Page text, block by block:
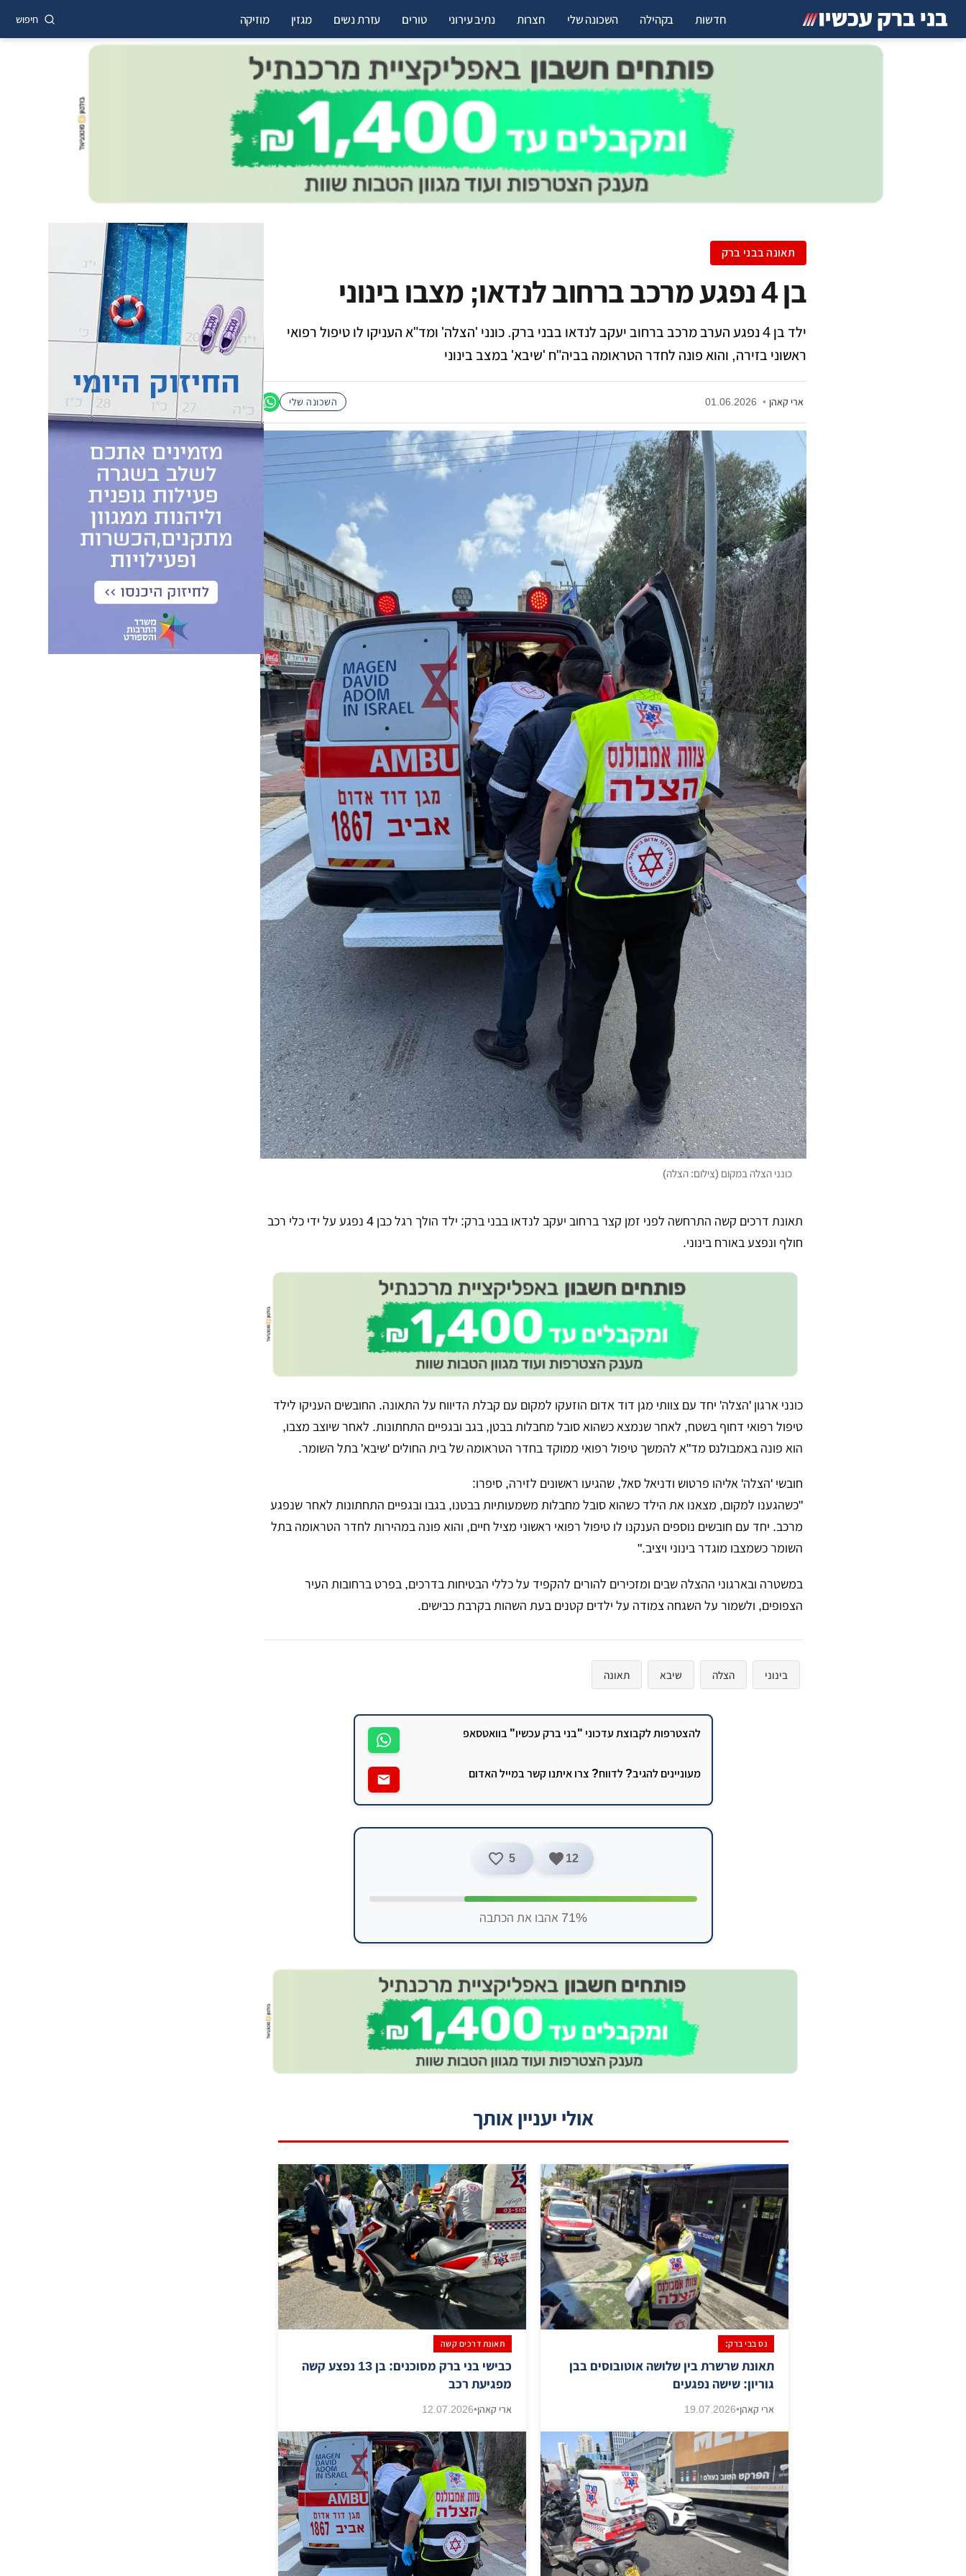
חדשות בקהילה השכונה שלי חצרות נתיב עירוני טורים עזרת נשים מגזין מוזיקה חיפוש
תאונה בבני ברק
בן 4 נפגע מרכב ברחוב לנדאו; מצבו בינוני
ילד בן 4 נפגע הערב מרכב ברחוב יעקב לנדאו בבני ברק. כונני 'הצלה' ומד"א העניקו לו טיפול רפואי
ראשוני בזירה, והוא פונה לחדר הטראומה בביה"ח 'שיבא' במצב בינוני
ארי קאהן •
01.06.2026 השכונה שלי
כונני הצלה במקום (צילום: הצלה)
תאונת דרכים קשה התרחשה לפני זמן קצר ברחוב יעקב לנדאו בבני ברק: ילד הולך רגל כבן 4 נפגע על ידי כלי רכב
חולף ונפצע באורח בינוני.
כונני ארגון 'הצלה' יחד עם צוותי מגן דוד אדום הוזעקו למקום עם קבלת הדיווח על התאונה. החובשים העניקו לילד
טיפול רפואי דחוף בשטח, לאחר שנמצא כשהוא סובל מחבלות בבטן, בגב ובגפיים התחתונות. לאחר שיוצב מצבו,
הוא פונה באמבולנס מד"א להמשך טיפול רפואי ממוקד בחדר הטראומה של בית החולים 'שיבא' בתל השומר.
חובשי 'הצלה' אליהו פרטוש ודניאל סאל, שהגיעו ראשונים לזירה, סיפרו:
"כשהגענו למקום, מצאנו את הילד כשהוא סובל מחבלות משמעותיות בבטנו, בגבו ובגפיים התחתונות לאחר שנפגע
מרכב. יחד עם חובשים נוספים הענקנו לו טיפול רפואי ראשוני מציל חיים, והוא פונה במהירות לחדר הטראומה בתל
השומר כשמצבו מוגדר בינוני ויציב."
במשטרה ובארגוני ההצלה שבים ומזכירים להורים להקפיד על כללי הבטיחות בדרכים, בפרט ברחובות העיר
הצפופים, ולשמור על השגחה צמודה על ילדים קטנים בעת השהות בקרבת כבישים.
בינוני הצלה שיבא תאונה
להצטרפות לקבוצת עדכוני "בני ברק עכשיו" בוואטסאפ
מעוניינים להגיב? לדווח? צרו איתנו קשר במייל האדום
12
5
71% אהבו את הכתבה
אולי יעניין אותך
נס בבי ברק:
תאונת שרשרת בין שלושה אוטובוסים בבן
גוריון: שישה נפגעים
ארי קאהן•
19.07.2026
תאונת דרכים קשה
כבישי בני ברק מסוכנים: בן 13 נפצע קשה
מפגיעת רכב
ארי קאהן•
12.07.2026